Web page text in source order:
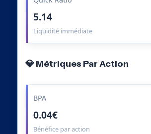
5.14
Liquidité immédiate
💎 Métriques Par Action
BPA
0.04€
Bénéfice par action